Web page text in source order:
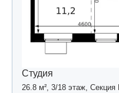
Студия
26.8 м², 3/18 этаж, Секция